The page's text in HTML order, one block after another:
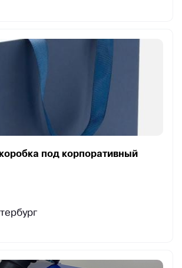
под корпоративный